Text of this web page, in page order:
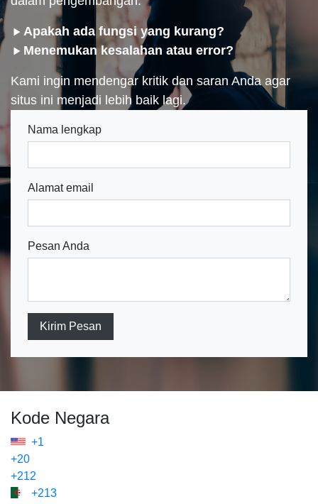
Apakah ada fungsi yang kurang?
Menemukan kesalahan atau error?
Kami ingin mendengar kritik dan saran Anda agar
situs ini menjadi lebih baik lagi.
Nama lengkap
Alamat email
Pesan Anda
Kirim Pesan
Kode Negara
+1
+20
+212
+213